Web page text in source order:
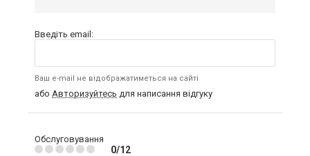
Введіть email:
Ваш e-mail не відображатиметься на сайті
або Авторизуйтесь для написання відгуку
Обслуговування
0/12